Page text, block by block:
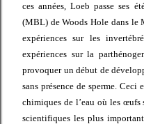
ces années, Loeb passe ses
(MBL) de Woods Hole dans le
expériences sur les
expériences sur la
provoquer un début de
sans présence de sperme.
chimiques de l’eau où les
scientifiques les plus